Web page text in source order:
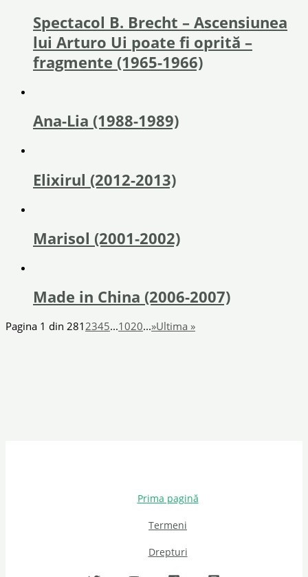
Spectacol B. Brecht – Ascensiunea
lui Arturo Ui poate fi oprită –
fragmente (1965-1966)
Ana-Lia (1988-1989)
Elixirul (2012-2013)
Marisol (2001-2002)
Made in China (2006-2007)
Pagina 1 din 2812345...1020...»Ultima »
Prima pagină
Termeni
Drepturi